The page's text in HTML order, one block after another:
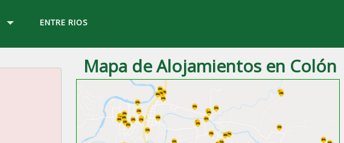
ENTRE RIOS
Mapa de Alojamientos en Colón